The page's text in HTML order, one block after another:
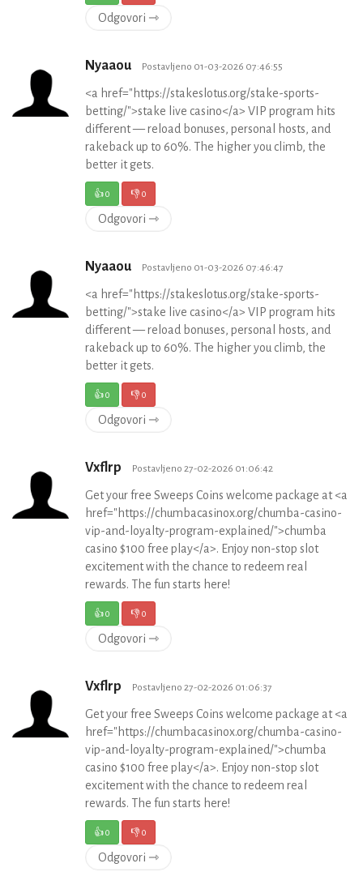
Odgovori ⇾
Nyaaou Postavljeno 01-03-2026 07:46:55
<a href="https://stakeslotus.org/stake-sports-
betting/">stake live casino</a> VIP program hits
different — reload bonuses, personal hosts, and
rakeback up to 60%. The higher you climb, the
better it gets.
👍0 👎0
Odgovori ⇾
Nyaaou Postavljeno 01-03-2026 07:46:47
<a href="https://stakeslotus.org/stake-sports-
betting/">stake live casino</a> VIP program hits
different — reload bonuses, personal hosts, and
rakeback up to 60%. The higher you climb, the
better it gets.
👍0 👎0
Odgovori ⇾
Vxflrp Postavljeno 27-02-2026 01:06:42
Get your free Sweeps Coins welcome package at <a
href="https://chumbacasinox.org/chumba-casino-
vip-and-loyalty-program-explained/">chumba
casino $100 free play</a>. Enjoy non-stop slot
excitement with the chance to redeem real
rewards. The fun starts here!
👍0 👎0
Odgovori ⇾
Vxflrp Postavljeno 27-02-2026 01:06:37
Get your free Sweeps Coins welcome package at <a
href="https://chumbacasinox.org/chumba-casino-
vip-and-loyalty-program-explained/">chumba
casino $100 free play</a>. Enjoy non-stop slot
excitement with the chance to redeem real
rewards. The fun starts here!
👍0 👎0
Odgovori ⇾